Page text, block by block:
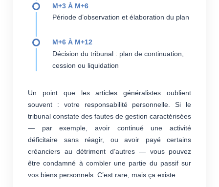
M+3 À M+6
Période d’observation et élaboration du plan
M+6 À M+12
Décision du tribunal : plan de continuation,
cession ou liquidation
Un point que les articles généralistes oublient
souvent : votre responsabilité personnelle. Si le
tribunal constate des fautes de gestion caractérisées
— par exemple, avoir continué une activité
déficitaire sans réagir, ou avoir payé certains
créanciers au détriment d’autres — vous pouvez
être condamné à combler une partie du passif sur
vos biens personnels. C’est rare, mais ça existe.